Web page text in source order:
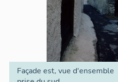
Façade est, vue d'ensemble